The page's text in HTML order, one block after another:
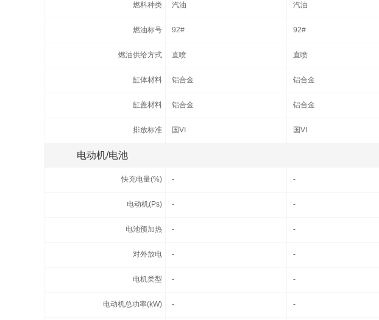
燃料种类 汽油 汽油
燃油标号 92# 92#
燃油供给方式 直喷 直喷
缸体材料 铝合金 铝合金
缸盖材料 铝合金 铝合金
排放标准 国VI 国VI
电动机/电池
快充电量(%) - -
电动机(Ps) - -
电池预加热 - -
对外放电 - -
电机类型 - -
电动机总功率(kW) - -